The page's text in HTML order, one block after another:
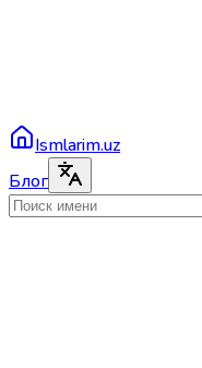
Ismlarim.uz
Блог